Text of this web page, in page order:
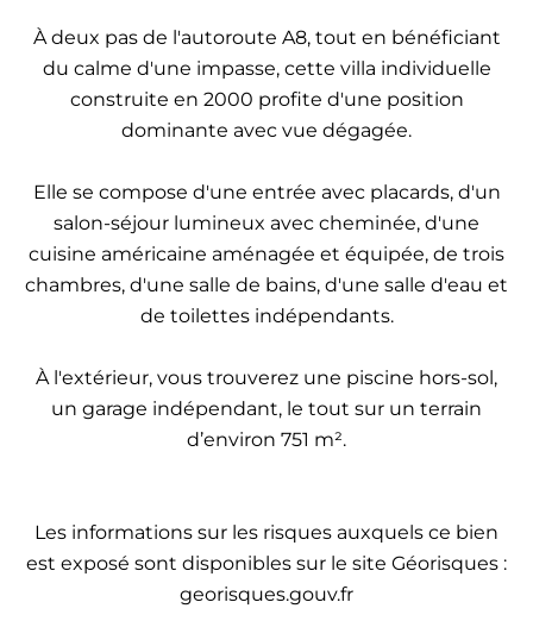
À deux pas de l'autoroute A8, tout en bénéficiant
du calme d'une impasse, cette villa individuelle
construite en 2000 profite d'une position
dominante avec vue dégagée.
Elle se compose d'une entrée avec placards, d'un
salon-séjour lumineux avec cheminée, d'une
cuisine américaine aménagée et équipée, de trois
chambres, d'une salle de bains, d'une salle d'eau et
de toilettes indépendants.
À l'extérieur, vous trouverez une piscine hors-sol,
un garage indépendant, le tout sur un terrain
d’environ 751 m².
Les informations sur les risques auxquels ce bien
est exposé sont disponibles sur le site Géorisques :
georisques.gouv.fr